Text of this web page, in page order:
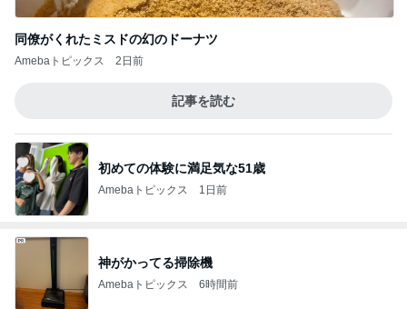
同僚がくれたミスドの幻のドーナツ
Amebaトピックス 2日前
記事を読む
初めての体験に満足気な51歳
Amebaトピックス 1日前
神がかってる掃除機
Amebaトピックス 6時間前